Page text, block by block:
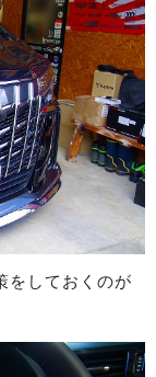
をしておくのが